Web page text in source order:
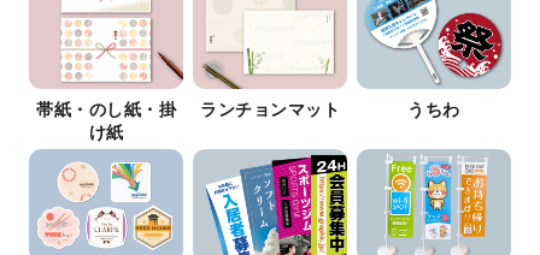
帯紙・のし紙・掛
け紙
ランチョンマット うちわ